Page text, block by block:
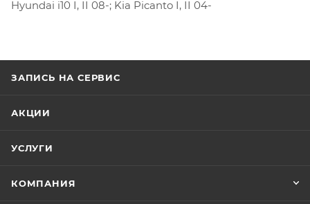
Hyundai i10 I, II 08-; Kia Picanto I, II 04-
ЗАПИСЬ НА СЕРВИС
АКЦИИ
УСЛУГИ
КОМПАНИЯ